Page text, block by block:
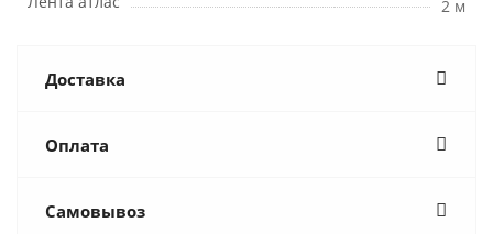
2 м
Доставка
Оплата
Самовывоз